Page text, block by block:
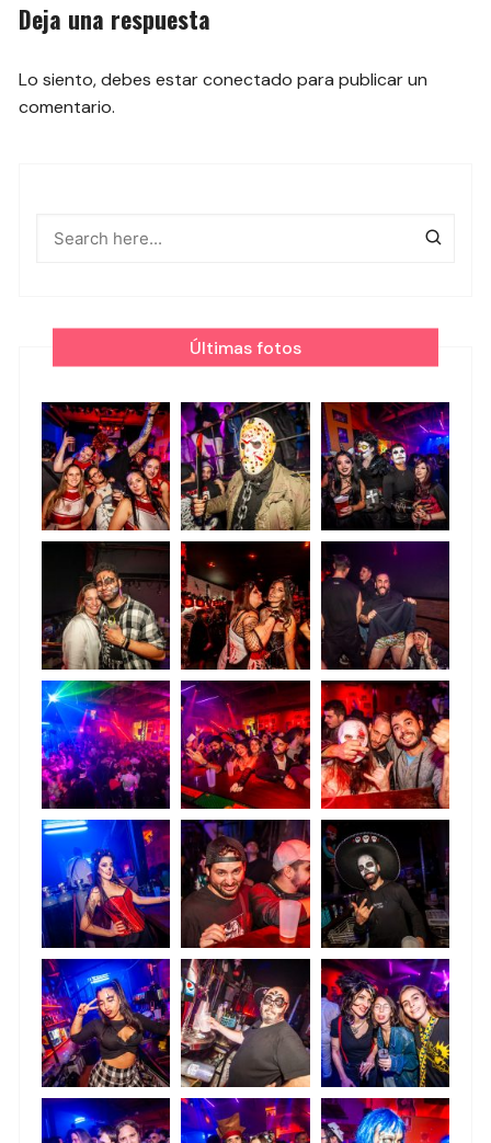
Deja una respuesta
Lo siento, debes estarconectado para publicar un
comentario.
Últimas fotos